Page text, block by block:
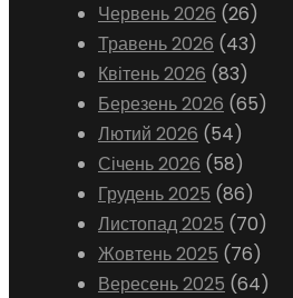
Червень 2026 (26)
Травень 2026 (43)
Квітень 2026 (83)
Березень 2026 (65)
Лютий 2026 (54)
Січень 2026 (58)
Грудень 2025 (86)
Листопад 2025 (70)
Жовтень 2025 (76)
Вересень 2025 (64)